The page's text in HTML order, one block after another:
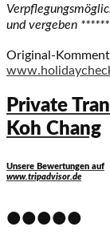
und vergeben
Original-
Private
Koh Chang
Unsere Bewertungen auf
www.tripadvisor.de
•••••